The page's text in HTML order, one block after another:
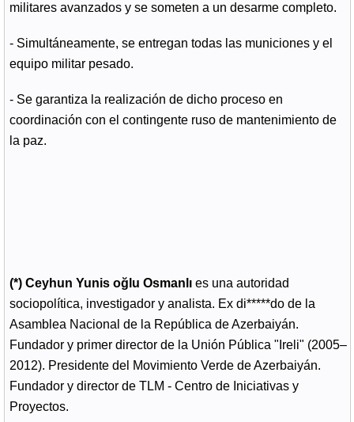
militares avanzados y se someten a un desarme completo.
- Simultáneamente, se entregan todas las municiones y el
equipo militar pesado.
- Se garantiza la realización de dicho proceso en
coordinación con el contingente ruso de mantenimiento de
la paz.
(*) Ceyhun Yunis oğlu Osmanlıes una autoridad
sociopolítica, investigador y analista. Ex di*****do de la
Asamblea Nacional de la República de Azerbaiyán.
Fundador y primer director de la Unión Pública "Ireli" (2005–
2012). Presidente del Movimiento Verde de Azerbaiyán.
Fundador y director de TLM - Centro de Iniciativas y
Proyectos.